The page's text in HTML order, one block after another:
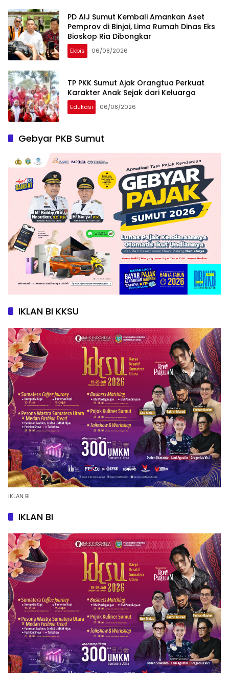
PD AIJ Sumut Kembali Amankan Aset
Pemprov di Binjai, Lima Rumah Dinas Eks
Bioskop Ria Dibongkar
Ekbis 06/08/2026
TP PKK Sumut Ajak Orangtua Perkuat
Karakter Anak Sejak dari Keluarga
Edukasi 06/08/2026
Gebyar PKB Sumut
IKLAN BI KKSU
IKLAN BI
IKLAN BI